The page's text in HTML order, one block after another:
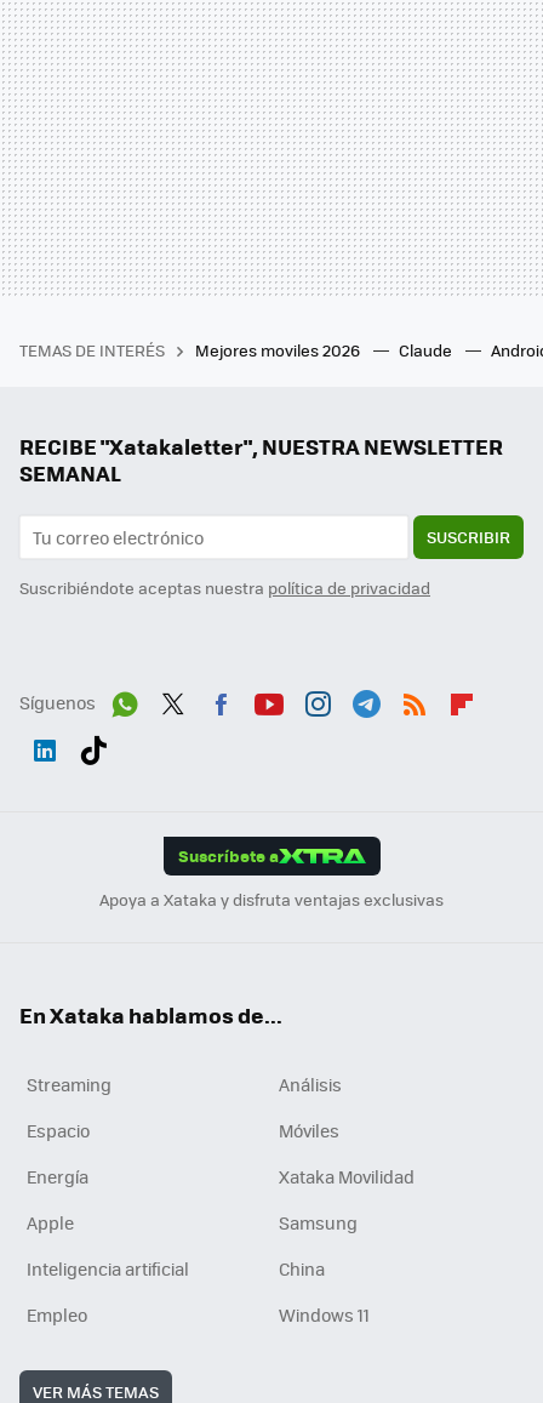
TEMAS DE INTERÉS Mejores moviles 2026 Claude
RECIBE "Xatakaletter", NUESTRA NEWSLETTER
SEMANAL
SUSCRIBIR
Suscribiéndote aceptas nuestra política de privacidad
Síguenos
Suscríbete a
Apoya a Xataka y disfruta ventajas exclusivas
En Xataka hablamos de...
Streaming
Análisis
Espacio
Móviles
Energía
Xataka Movilidad
Apple
Samsung
Inteligencia artificial
China
Empleo
Windows 11
VER MÁS TEMAS